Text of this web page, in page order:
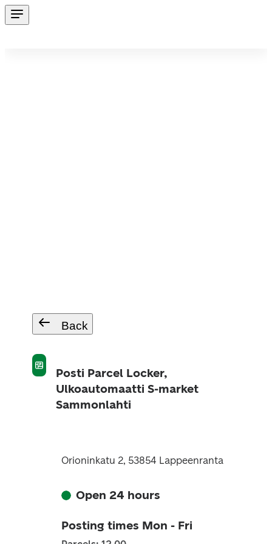
Back
Posti Parcel Locker,
Ulkoautomaatti S-market
Sammonlahti
Orioninkatu 2, 53854 Lappeenranta
Open 24 hours
Posting times Mon - Fri